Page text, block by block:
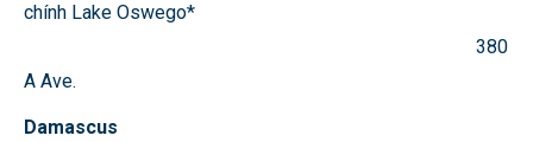
chính Lake Oswego*
380
A Ave.
Damascus